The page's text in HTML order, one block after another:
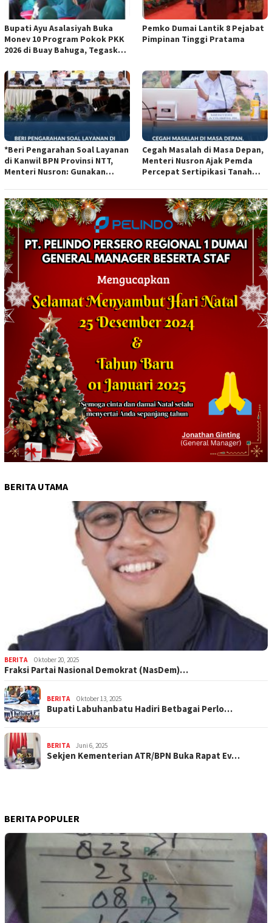
Bupati Ayu Asalasiyah Buka
Monev 10 Program Pokok PKK
2026 di Buay Bahuga, Tegaskan
dan Gotong Royong
Pemko Dumai Lantik 8 Pejabat
Pimpinan Tinggi Pratama
*Beri Pengarahan Soal Layanan
di Kanwil BPN Provinsi NTT,
Menteri Nusron: Gunakan
Cegah Masalah di Masa Depan,
Menteri Nusron Ajak Pemda
Percepat Sertipikasi Tanah
BERITA UTAMA
BERITA Oktober 20, 2025
Fraksi Partai Nasional Demokrat (NasDem)…
BERITA Oktober 13, 2025
Bupati Labuhanbatu Hadiri Betbagai Perlo…
BERITA Juni 6, 2025
Sekjen Kementerian ATR/BPN Buka Rapat Ev…
BERITA POPULER